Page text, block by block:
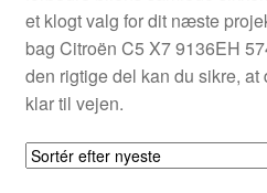
et klogt valg for dit næste
bag Citroën C5 X7 9136EH
den rigtige del kan du sikre, at
klar til vejen.